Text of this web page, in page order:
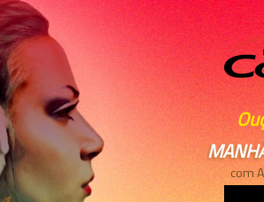
com